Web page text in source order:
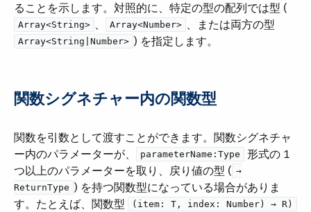
ることを示します。対照的に、特定の型の配列では型 (​
Array<String> ​、​ Array<Number> ​、または両方の型 ​
Array<String|Number> ​) を指定します。
関数シグネチャー内の関数型
関数を引数として渡すことができます。関数シグネチャ
ー内のパラメーターが、​
parameterName:Type
​ 形式の 1
つ以上のパラメーターを取り、戻り値の型 (​ →
ReturnType ​) を持つ関数型になっている場合がありま
す。たとえば、関数型 ​
(item: T, index: Number) → R)